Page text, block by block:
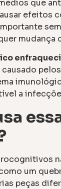
que
efeitos
mudança
a
um
peças